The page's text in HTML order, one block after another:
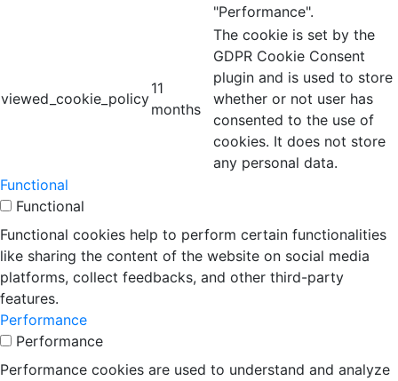
"Performance".
viewed_cookie_policy
11
months
The cookie is set by the
GDPR Cookie Consent
plugin and is used to store
whether or not user has
consented to the use of
cookies. It does not store
any personal data.
Functional
Functional
Functional cookies help to perform certain functionalities
like sharing the content of the website on social media
platforms, collect feedbacks, and other third-party
features.
Performance
Performance
Performance cookies are used to understand and analyze